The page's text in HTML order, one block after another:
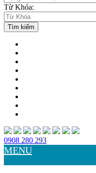
Từ Khóa:
0908 280 293
MENU